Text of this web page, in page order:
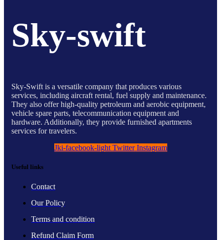
Sky-swift
Sky-Swift is a versatile company that produces various
services, including aircraft rental, fuel supply and maintenance.
They also offer high-quality petroleum and aerobic equipment,
vehicle spare parts, telecommunication equipment and
hardware. Additionally, they provide furnished apartments
services for travelers.
Jki-facebook-light Twitter Instagram
Useful links
Contact
Our Policy
Terms and condition
Refund Claim Form